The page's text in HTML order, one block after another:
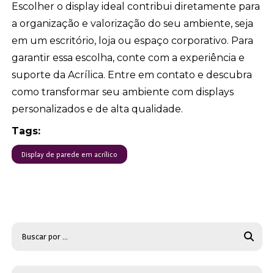
Escolher o display ideal contribui diretamente para
a organização e valorização do seu ambiente, seja
em um escritório, loja ou espaço corporativo. Para
garantir essa escolha, conte com a experiência e
suporte da Acrílica. Entre em contato e descubra
como transformar seu ambiente com displays
personalizados e de alta qualidade.
Tags:
Display de parede em acrílico